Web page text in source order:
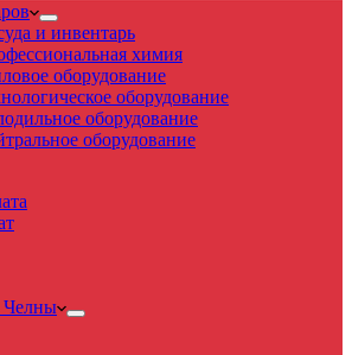
и инвентарь
химия
оборудование
оборудование
оборудование
оборудование
Челны